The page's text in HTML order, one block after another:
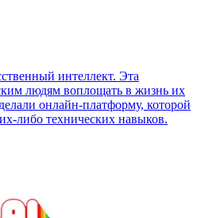
интеллект. Эта
людям воплощать в жизнь их
онлайн-платформу, которой
либо технических навыков.